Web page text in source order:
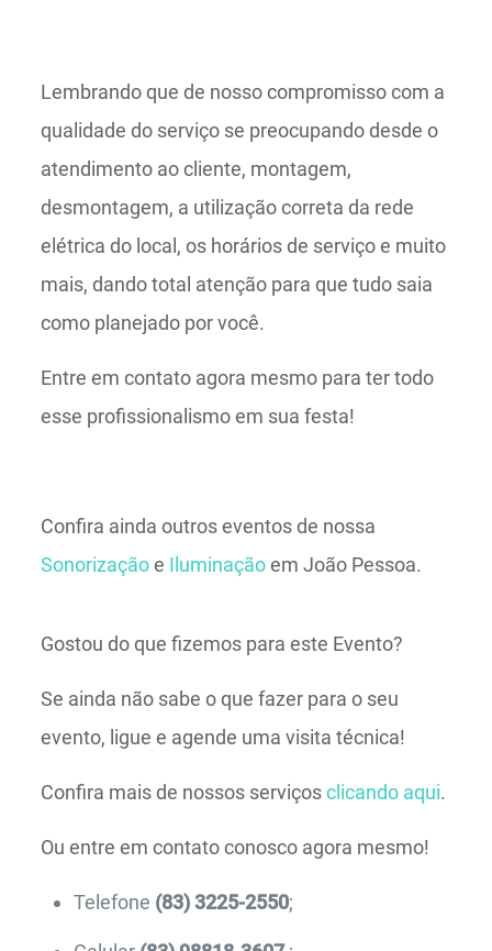
Lembrando que de nosso compromisso com a
qualidade do serviço se preocupando desde o
atendimento ao cliente, montagem,
desmontagem, a utilização correta da rede
elétrica do local, os horários de serviço e muito
mais, dando total atenção para que tudo saia
como planejado por você.
Entre em contato agora mesmo para ter todo
esse profissionalismo em sua festa!
Confira ainda outros eventos de nossa
Sonorizaçãoe Iluminaçãoem João Pessoa.
Gostou do que fizemos para este Evento?
Se ainda não sabe o que fazer para o seu
evento, ligue e agende uma visita técnica!
Confira mais de nossos serviçosclicando aqui.
Ou entre em contato conosco agora mesmo!
Telefone (83) 3225-2550;